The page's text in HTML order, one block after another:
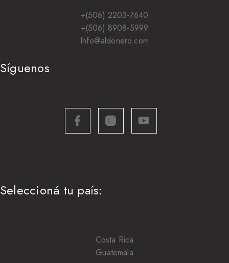
+(506) 2203-7640
+(506) 8908-5999
Info@aldonero.com
Síguenos
Seleccioná tu país:
Costa Rica
Guatemala